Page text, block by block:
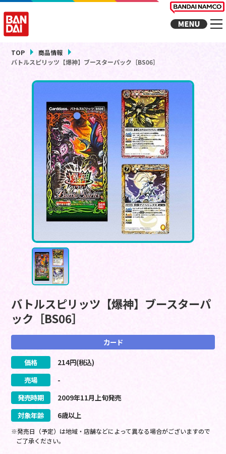
TOP
商品情報
バトルスピリッツ【爆神】ブースターパック［BS06］
バトルスピリッツ【爆神】ブースターパ
ック［BS06］
カード
価格 214円(税込)
売場
-
発売時期
2009年11月上旬発売
対象年齢
6歳以上
※発売日（予定）は地域・店舗などによって異なる場合がございますので
ご了承ください。